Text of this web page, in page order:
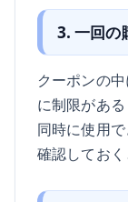
3. 一回の
クーポンの
に制限があ
同時に使用
確認しておく